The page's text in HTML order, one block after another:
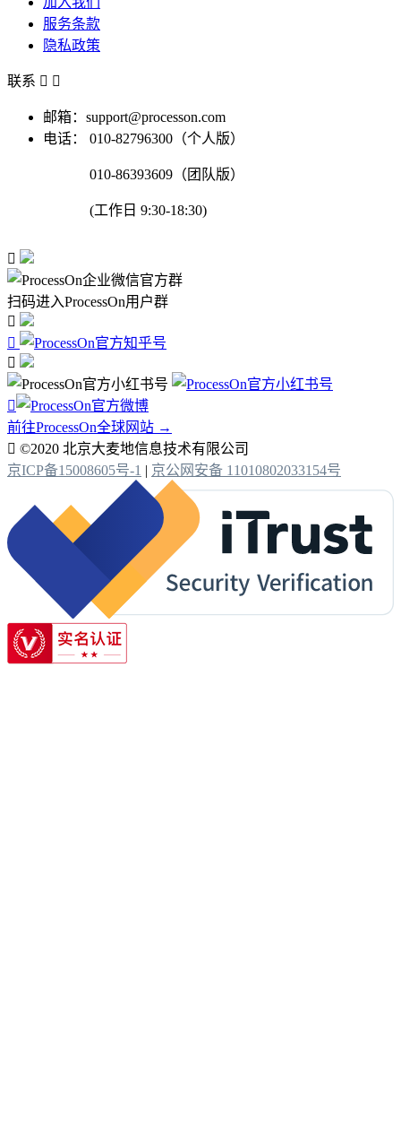
服务条款
隐私政策
联系  
邮箱：support@processon.com
电话：
010-82796300（个人版）
010-86393609（团队版）
(工作日 9:30-18:30)

扫码进入ProcessOn用户群




前往ProcessOn全球网站 →
 ©2020 北京大麦地信息技术有限公司
京ICP备15008605号-1 | 京公网安备 11010802033154号